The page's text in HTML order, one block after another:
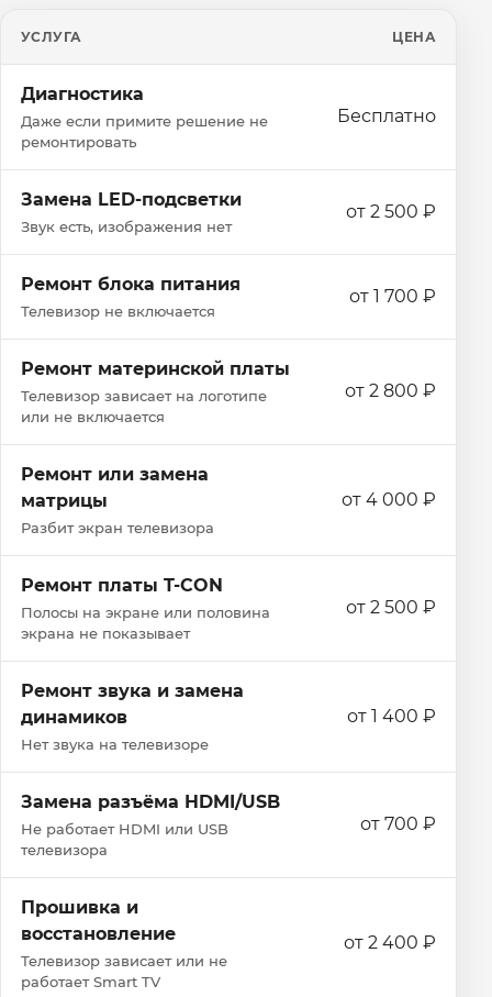
УСЛУГА ЦЕНА
Диагностика
Даже если примите решение не
ремонтировать
Бесплатно
Замена LED-подсветки
Звук есть, изображения нет
от 2 500 ₽
Ремонт блока питания
Телевизор не включается
от 1 700 ₽
Ремонт материнской платы
Телевизор зависает на логотипе
или не включается
от 2 800 ₽
Ремонт или замена
матрицы
Разбит экран телевизора
от 4 000 ₽
Ремонт платы T-CON
Полосы на экране или половина
экрана не показывает
от 2 500 ₽
Ремонт звука и замена
динамиков
Нет звука на телевизоре
от 1 400 ₽
Замена разъёма HDMI/USB
Не работает HDMI или USB
телевизора
от 700 ₽
Прошивка и
восстановление
Телевизор зависает или не
работает Smart TV
от 2 400 ₽